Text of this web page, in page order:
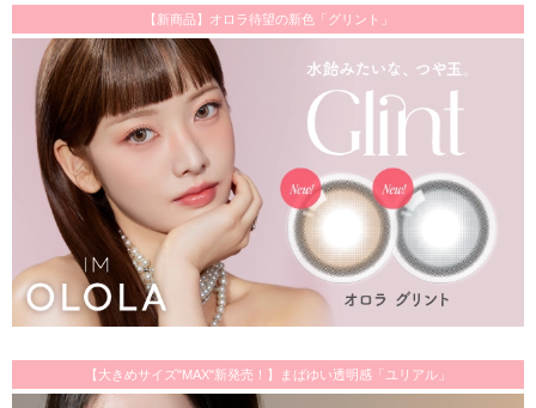
【新商品】オロラ待望の新色「グリント」
【大きめサイズ"MAX"新発売！】まばゆい透明感「ユリアル」